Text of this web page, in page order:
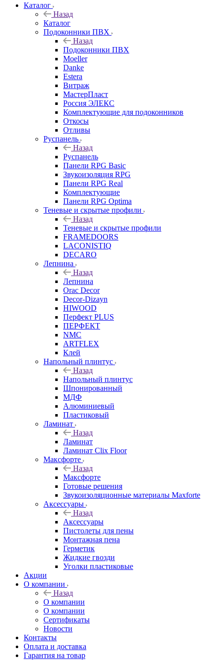
Каталог
Назад
Каталог
Подоконники ПВХ
Назад
Подоконники ПВХ
Moeller
Danke
Estera
Витраж
МастерПласт
Россия ЭЛЕКС
Комплектующие для подоконников
Откосы
Отливы
Руспанель
Назад
Руспанель
Панели RPG Basic
Звукоизоляция RPG
Панели RPG Real
Комплектующие
Панели RPG Optima
Теневые и скрытые профили
Назад
Теневые и скрытые профили
FRAMEDOORS
LACONISTIQ
DECARO
Лепнина
Назад
Лепнина
Orac Decor
Decor-Dizayn
HIWOOD
Перфект PLUS
ПЕРФЕКТ
NMC
ARTFLEX
Клей
Напольный плинтус
Назад
Напольный плинтус
Шпонированный
МДФ
Алюминиевый
Пластиковый
Ламинат
Назад
Ламинат
Ламинат Clix Floor
Максфорте
Назад
Максфорте
Готовые решения
Звукоизоляционные материалы Maxforte
Аксессуары
Назад
Аксессуары
Пистолеты для пены
Монтажная пена
Герметик
Жидкие гвозди
Уголки пластиковые
Акции
О компании
Назад
О компании
О компании
Сертификаты
Новости
Контакты
Оплата и доставка
Гарантия на товар